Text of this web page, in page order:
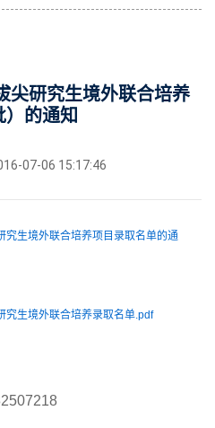
尖研究生境外联合培养
的通知
07-06 15:17:46
究生境外联合培养项目录取名单的通
究生境外联合培养录取名单.pdf